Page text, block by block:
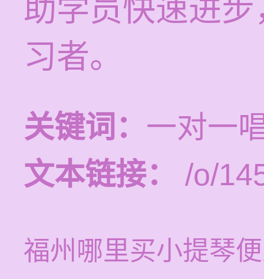
助学员快速进
习者。
关键词： 一对一
文本链接：
/o/
福州哪里买小提琴